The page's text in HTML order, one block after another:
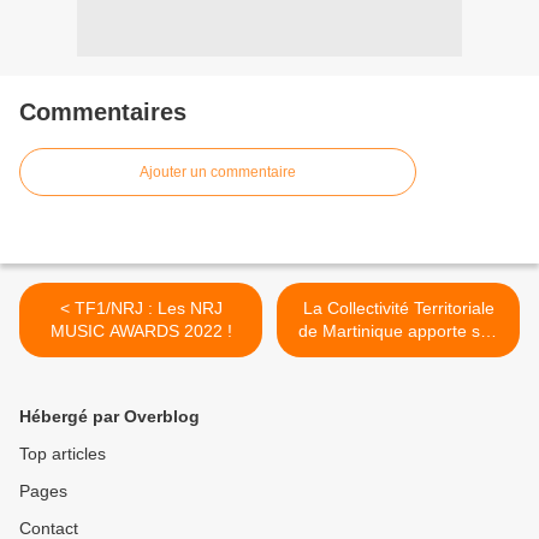
Commentaires
Ajouter un commentaire
< TF1/NRJ : Les NRJ
MUSIC AWARDS 2022 !
La Collectivité Territoriale
de Martinique apporte son
soutien aux chaînes locales
Hébergé par Overblog
Top articles
Pages
Contact